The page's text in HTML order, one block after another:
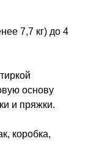
7,7 кг) до 4
основу
и пряжки.
коробка,